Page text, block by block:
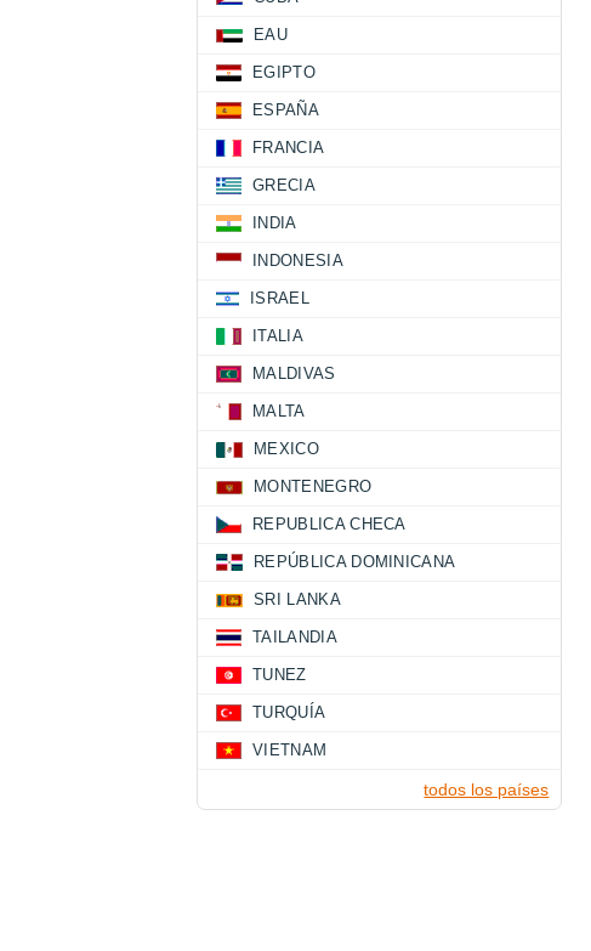
EAU
EGIPTO
ESPAÑA
FRANCIA
GRECIA
INDIA
INDONESIA
ISRAEL
ITALIA
MALDIVAS
MALTA
MEXICO
MONTENEGRO
REPUBLICA CHECA
REPÚBLICA DOMINICANA
SRI LANKA
TAILANDIA
TUNEZ
TURQUÍA
VIETNAM
todos los países